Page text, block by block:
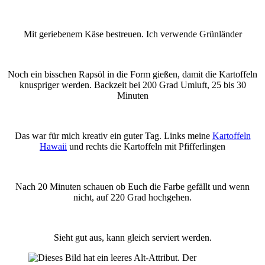
Mit geriebenem Käse bestreuen. Ich verwende Grünländer
Noch ein bisschen Rapsöl in die Form gießen, damit die Kartoffeln
knuspriger werden. Backzeit bei 200 Grad Umluft, 25 bis 30
Minuten
Das war für mich kreativ ein guter Tag. Links meine Kartoffeln
Hawaii und rechts die Kartoffeln mit Pfifferlingen
Nach 20 Minuten schauen ob Euch die Farbe gefällt und wenn
nicht, auf 220 Grad hochgehen.
Sieht gut aus, kann gleich serviert werden.